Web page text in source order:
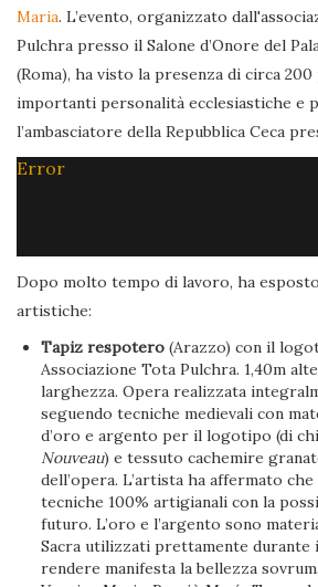
Maria. L’evento, organizzato
Pulchra presso il Salone d’Onore del
(Roma), ha visto la presenza di circa
importanti personalità ecclesiastiche e
l’ambasciatore della Repubblica Ceca
Error
Dopo molto tempo di lavoro, ha
artistiche:
Tapiz respotero (Arazzo) con il
Associazione Tota Pulchra. 1,40m
larghezza. Opera realizzata
seguendo tecniche medievali con
d’oro e argento per il logotipo (di
Nouveau) e tessuto cachemire
dell’opera. L’artista ha affermato
tecniche 100% artigianali con la
futuro. L’oro e l’argento sono
Sacra utilizzati prettamente durante
rendere manifesta la bellezza